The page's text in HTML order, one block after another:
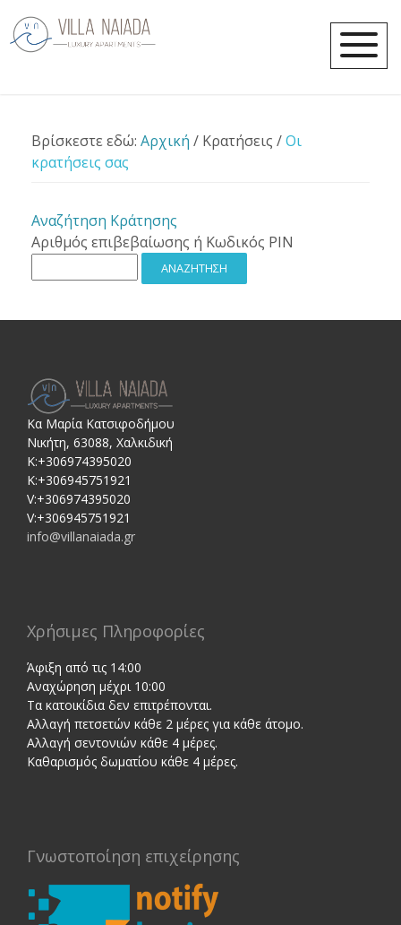
Βρίσκεστε εδώ: Αρχική / Κρατήσεις /Οι
κρατήσεις σας
Αναζήτηση Κράτησης
Αριθμός επιβεβαίωσης ή Κωδικός PIN
Κα Μαρία Κατσιφοδήμου
Νικήτη, 63088, Χαλκιδική
Κ:+306974395020
Κ:+306945751921
V:+306974395020
V:+306945751921
info@villanaiada.gr
Χρήσιμες Πληροφορίες
Άφιξη από τις 14:00
Αναχώρηση μέχρι 10:00
Τα κατοικίδια δεν επιτρέπονται.
Αλλαγή πετσετών κάθε 2 μέρες για κάθε άτομο.
Αλλαγή σεντονιών κάθε 4 μέρες.
Καθαρισμός δωματίου κάθε 4 μέρες.
Γνωστοποίηση επιχείρησης